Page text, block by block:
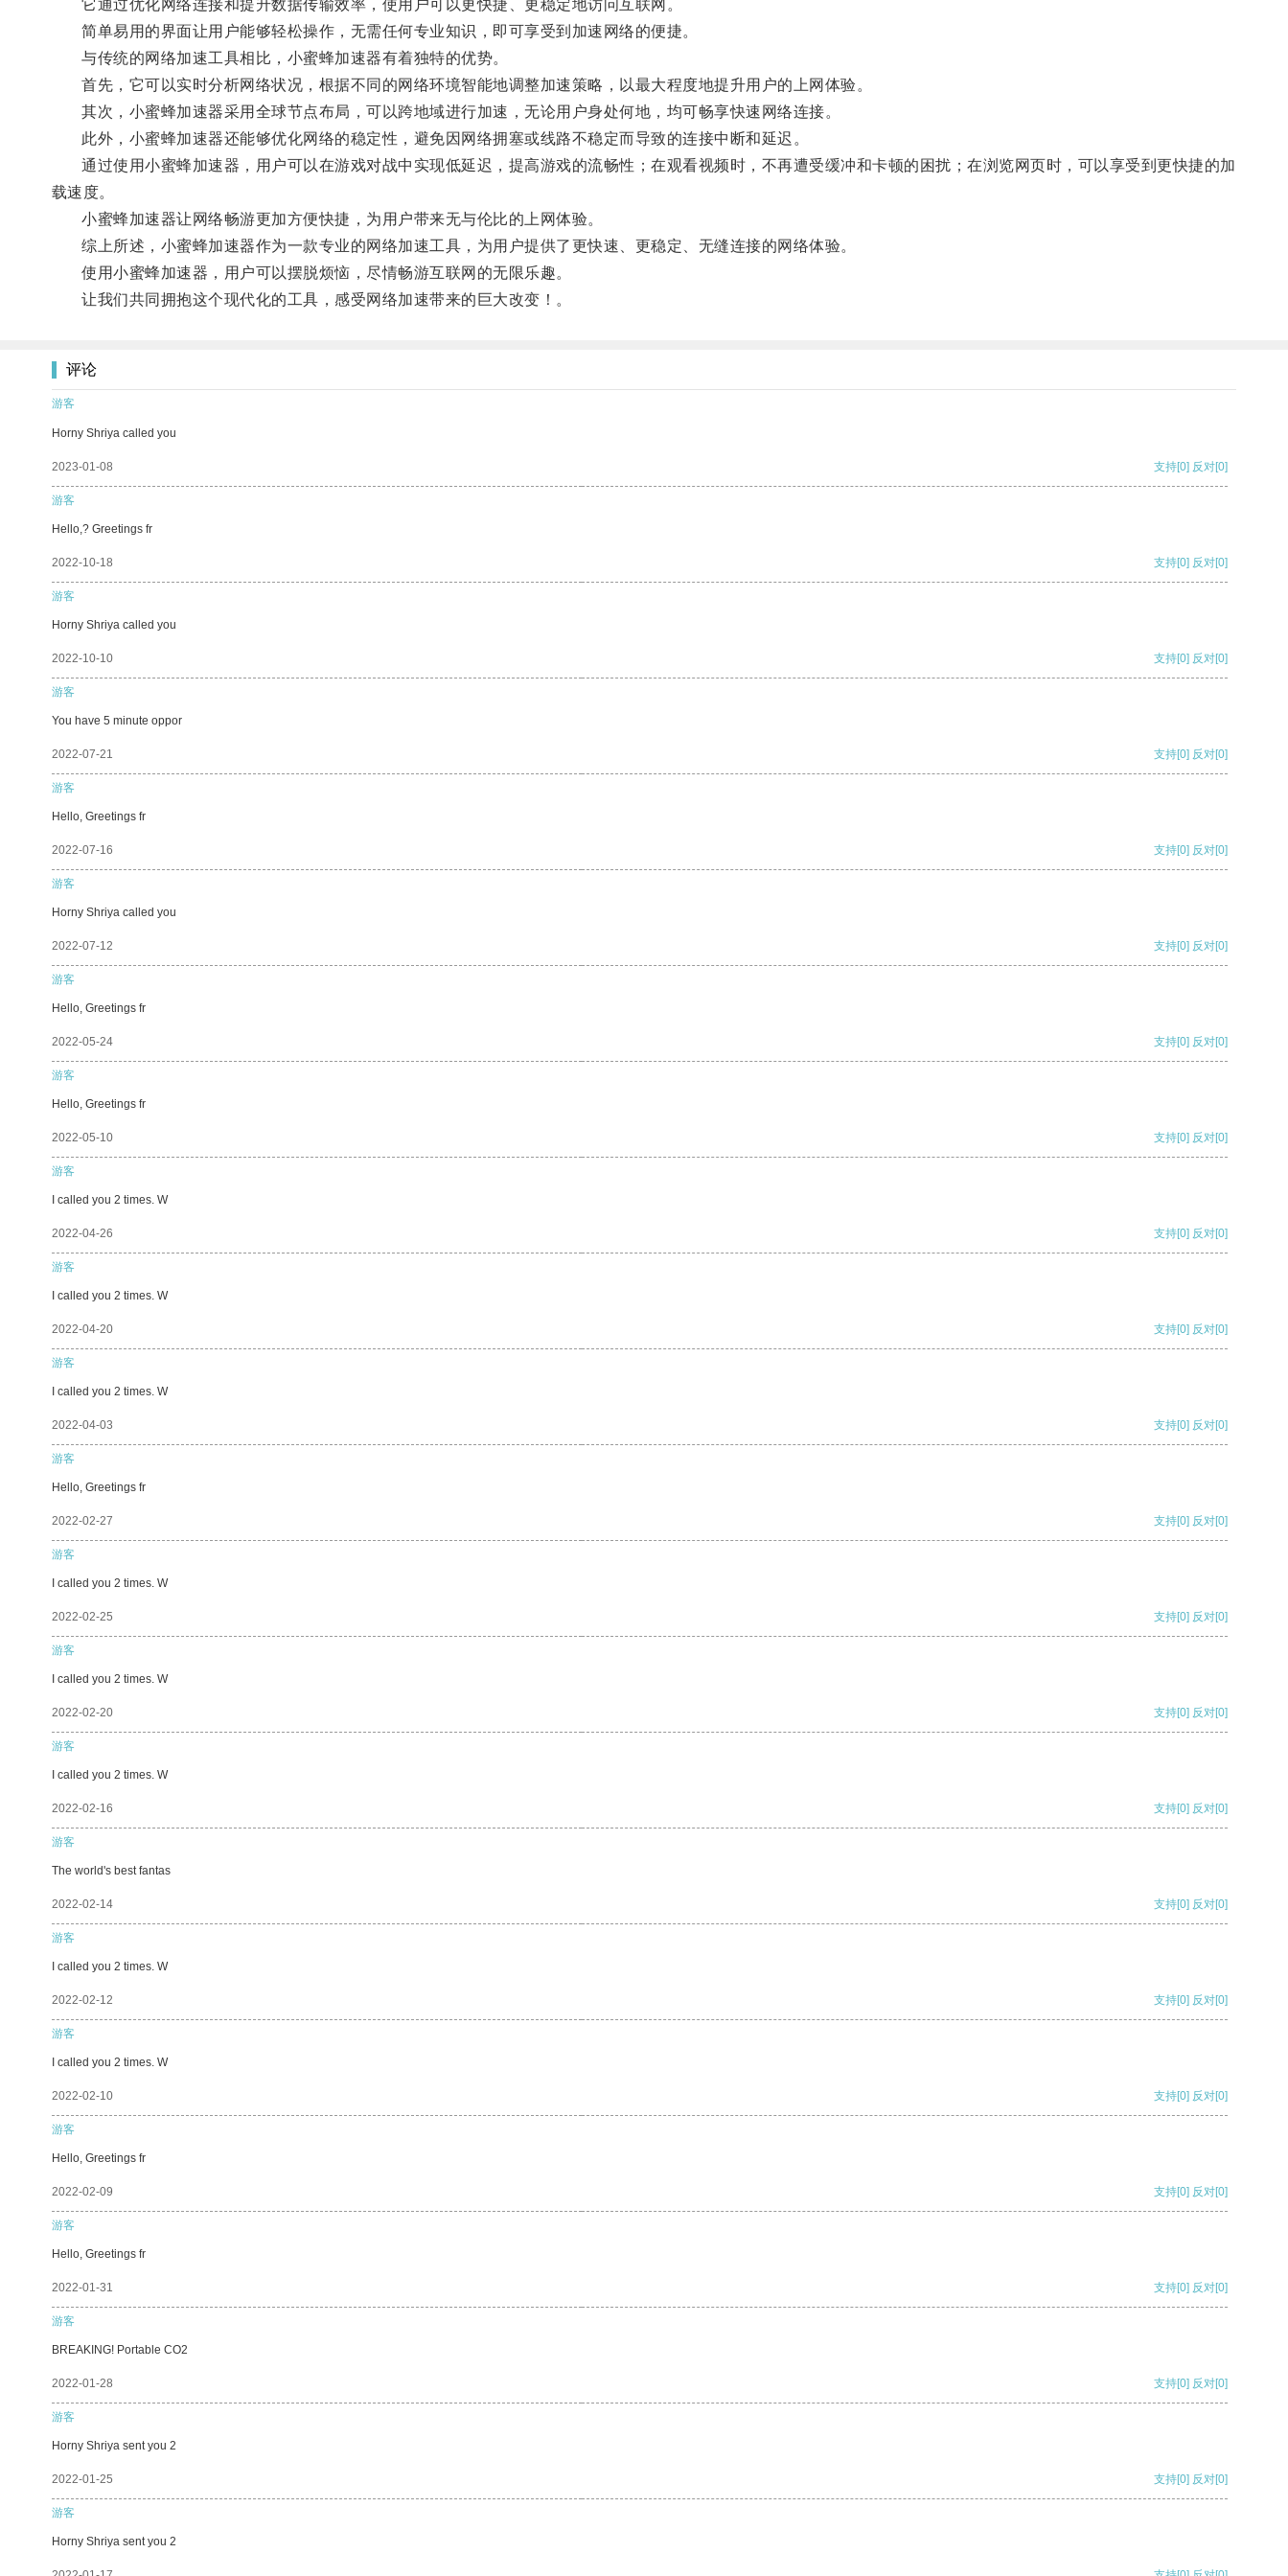
它通过优化网络连接和提升数据传输效率，使用户可以更快捷、更稳定地访问互联网。
简单易用的界面让用户能够轻松操作，无需任何专业知识，即可享受到加速网络的便捷。
与传统的网络加速工具相比，小蜜蜂加速器有着独特的优势。
首先，它可以实时分析网络状况，根据不同的网络环境智能地调整加速策略，以最大程度地提升用户的上网体验。
其次，小蜜蜂加速器采用全球节点布局，可以跨地域进行加速，无论用户身处何地，均可畅享快速网络连接。
此外，小蜜蜂加速器还能够优化网络的稳定性，避免因网络拥塞或线路不稳定而导致的连接中断和延迟。
通过使用小蜜蜂加速器，用户可以在游戏对战中实现低延迟，提高游戏的流畅性；在观看视频时，不再遭受缓冲和卡顿的困扰；在浏览网页时，可以享受到更快捷的加
载速度。
小蜜蜂加速器让网络畅游更加方便快捷，为用户带来无与伦比的上网体验。
综上所述，小蜜蜂加速器作为一款专业的网络加速工具，为用户提供了更快速、更稳定、无缝连接的网络体验。
使用小蜜蜂加速器，用户可以摆脱烦恼，尽情畅游互联网的无限乐趣。
让我们共同拥抱这个现代化的工具，感受网络加速带来的巨大改变！。
评论
游客
Horny Shriya called you
2023-01-08 支持[0] 反对[0]
游客
Hello,? Greetings fr
2022-10-18 支持[0] 反对[0]
游客
Horny Shriya called you
2022-10-10 支持[0] 反对[0]
游客
You have 5 minute oppor
2022-07-21 支持[0] 反对[0]
游客
Hello, Greetings fr
2022-07-16 支持[0] 反对[0]
游客
Horny Shriya called you
2022-07-12 支持[0] 反对[0]
游客
Hello, Greetings fr
2022-05-24 支持[0] 反对[0]
游客
Hello, Greetings fr
2022-05-10 支持[0] 反对[0]
游客
I called you 2 times. W
2022-04-26 支持[0] 反对[0]
游客
I called you 2 times. W
2022-04-20 支持[0] 反对[0]
游客
I called you 2 times. W
2022-04-03 支持[0] 反对[0]
游客
Hello, Greetings fr
2022-02-27 支持[0] 反对[0]
游客
I called you 2 times. W
2022-02-25 支持[0] 反对[0]
游客
I called you 2 times. W
2022-02-20 支持[0] 反对[0]
游客
I called you 2 times. W
2022-02-16 支持[0] 反对[0]
游客
The world's best fantas
2022-02-14 支持[0] 反对[0]
游客
I called you 2 times. W
2022-02-12 支持[0] 反对[0]
游客
I called you 2 times. W
2022-02-10 支持[0] 反对[0]
游客
Hello, Greetings fr
2022-02-09 支持[0] 反对[0]
游客
Hello, Greetings fr
2022-01-31 支持[0] 反对[0]
游客
BREAKING! Portable CO2
2022-01-28 支持[0] 反对[0]
游客
Horny Shriya sent you 2
2022-01-25 支持[0] 反对[0]
游客
Horny Shriya sent you 2